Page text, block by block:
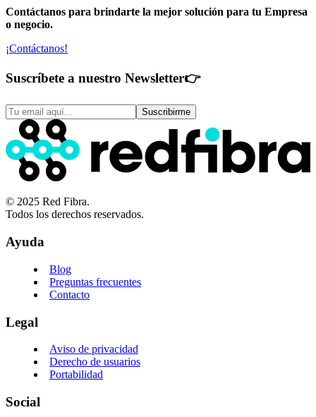
Contáctanos para brindarte la mejor solución para tu Empresa
o negocio.
¡Contáctanos!
Suscríbete a nuestro Newsletter👉
Suscribirme
© 2025 Red Fibra.
Todos los derechos reservados.
Ayuda
Blog
Preguntas frecuentes
Contacto
Legal
Aviso de privacidad
Derecho de usuarios
Portabilidad
Social